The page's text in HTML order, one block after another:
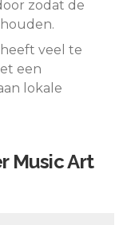
zodat de
heeft veel te
een
lokale
Music Art